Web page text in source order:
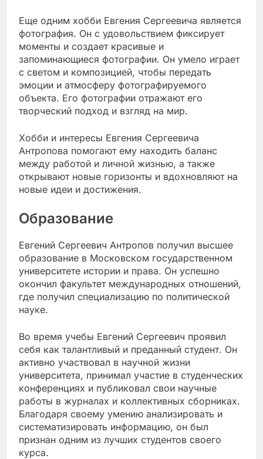
Еще одним хобби Евгения Сергеевича является
фотография. Он с удовольствием фиксирует
моменты и создает красивые и
запоминающиеся фотографии. Он умело играет
с светом и композицией, чтобы передать
эмоции и атмосферу фотографируемого
объекта. Его фотографии отражают его
творческий подход и взгляд на мир.
Хобби и интересы Евгения Сергеевича
Антропова помогают ему находить баланс
между работой и личной жизнью, а также
открывают новые горизонты и вдохновляют на
новые идеи и достижения.
Образование
Евгений Сергеевич Антропов получил высшее
образование в Московском государственном
университете истории и права. Он успешно
окончил факультет международных отношений,
где получил специализацию по политической
науке.
Во время учебы Евгений Сергеевич проявил
себя как талантливый и преданный студент. Он
активно участвовал в научной жизни
университета, принимал участие в студенческих
конференциях и публиковал свои научные
работы в журналах и коллективных сборниках.
Благодаря своему умению анализировать и
систематизировать информацию, он был
признан одним из лучших студентов своего
курса.